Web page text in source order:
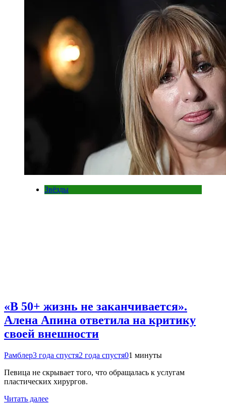
Звёзды
«В 50+ жизнь не заканчивается».
Алена Апина ответила на критику
своей внешности
Рамблер3 года спустя2 года спустя01 минуты
Певица не скрывает того, что обращалась к услугам
пластических хирургов.
Читать далее